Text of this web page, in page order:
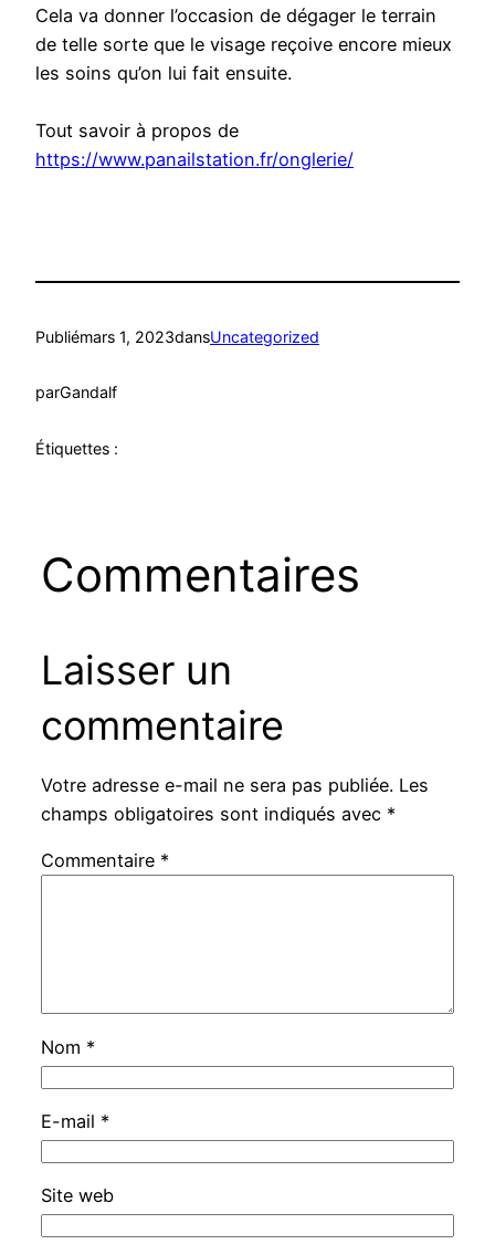
Cela va donner l’occasion de dégager le terrain
de telle sorte que le visage reçoive encore mieux
les soins qu’on lui fait ensuite.
Tout savoir à propos de
https://www.panailstation.fr/onglerie/
Publiémars 1, 2023dansUncategorized
parGandalf
Étiquettes :
Commentaires
Laisser un
commentaire
Votre adresse e-mail ne sera pas publiée. Les
champs obligatoires sont indiqués avec *
Commentaire *
Nom *
E-mail *
Site web